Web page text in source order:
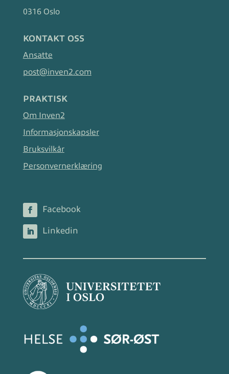
0316 Oslo
KONTAKT OSS
Ansatte
post@inven2.com
PRAKTISK
Om Inven2
Informasjonskapsler
Bruksvilkår
Personvernerklæring